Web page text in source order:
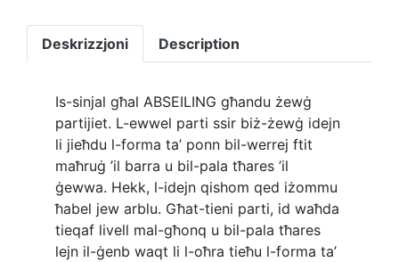
Deskrizzjoni Description
Is-sinjal għal ABSEILING għandu żewġ
partijiet. L-ewwel parti ssir biż-żewġ idejn
li jieħdu l-forma ta’ ponn bil-werrej ftit
maħruġ ’il barra u bil-pala tħares ’il
ġewwa. Hekk, l-idejn qishom qed iżommu
ħabel jew arblu. Għat-tieni parti, id waħda
tieqaf livell mal-għonq u bil-pala tħares
lejn il-ġenb waqt li l-oħra tieħu l-forma ta’